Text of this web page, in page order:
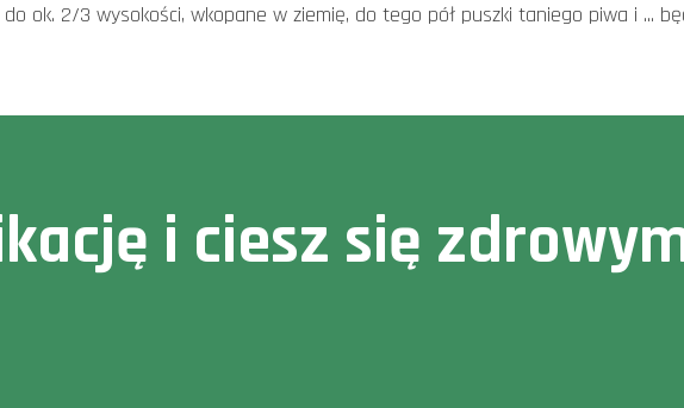
ok. 2/3 wysokości, wkopane w ziemię, do tego pół puszki taniego piwa i ...
i ciesz się